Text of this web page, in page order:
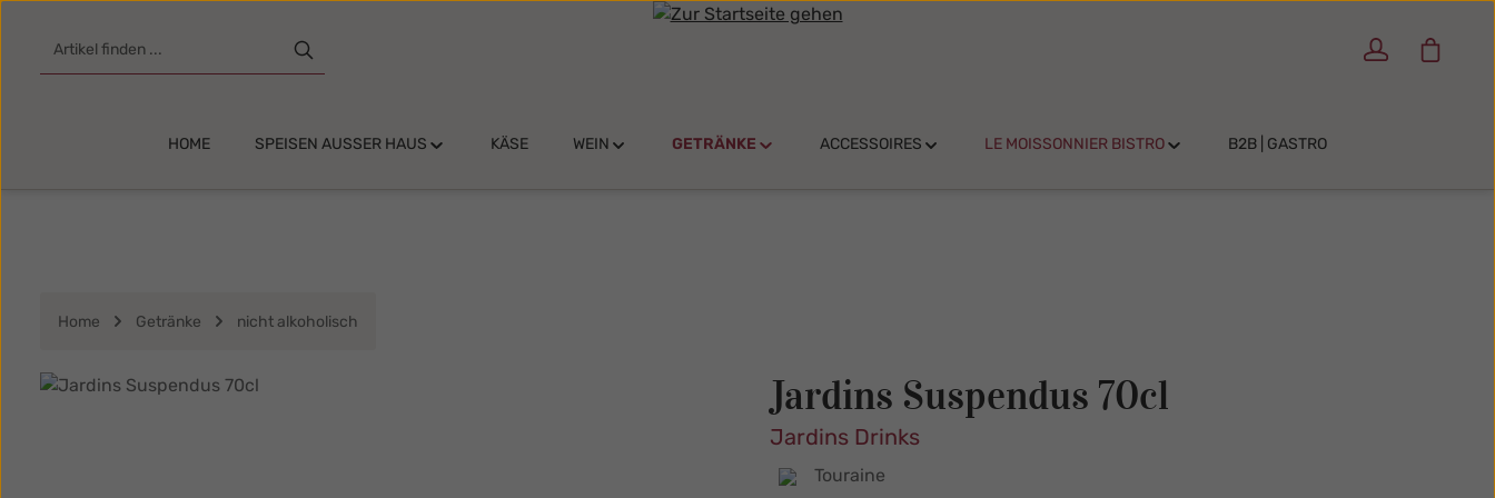
HOME SPEISEN AUSSER HAUS KÄSE WEIN GETRÄNKE ACCESSOIRES LE MOISSONNIER BISTRO B2B | GASTRO
Home Getränke nicht alkoholisch
Bildergalerie überspringen Jardins Suspendus 70cl
Jardins Drinks
Touraine